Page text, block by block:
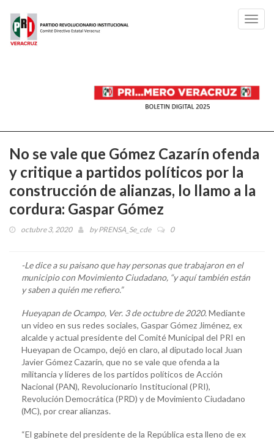
No se vale que Gómez Cazarín ofenda
y critique a partidos políticos por la
construcción de alianzas, lo llamo a la
cordura: Gaspar Gómez
octubre 3, 2020 byPRENSA_Se_cde 0
-Le dice a su paisano que hay personas que trabajaron en el
municipio con Movimiento Ciudadano, “y aquí también están
y saben a quién me refiero.”
Hueyapan de Ocampo, Ver. 3 de octubre de 2020.Mediante
un video en sus redes sociales, Gaspar Gómez Jiménez, ex
alcalde y actual presidente del Comité Municipal del PRI en
Hueyapan de Ocampo, dejó en claro, al diputado local Juan
Javier Gómez Cazarín, que no se vale que ofenda a la
militancia y líderes de los partidos políticos de Acción
Nacional (PAN), Revolucionario Institucional (PRI),
Revolución Democrática (PRD) y de Movimiento Ciudadano
(MC), por crear alianzas.
“El gabinete del presidente de la República esta lleno de ex